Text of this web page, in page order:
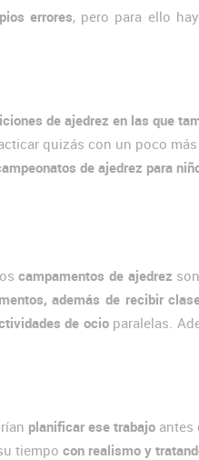
errores, pero para ello
de ajedrez en las que
quizás con un poco
de ajedrez para
campamentos de ajedrez
además de recibir
de ocioparalelas.
planificar ese trabajo antes
tiempo con realismo y